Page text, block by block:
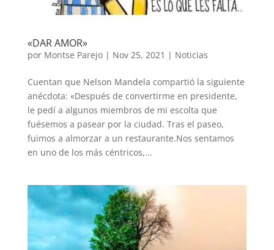
«DAR AMOR»
por Montse Parejo| Nov 25, 2021 | Noticias
Cuentan que Nelson Mandela compartió la siguiente
anécdota: «Después de convertirme en presidente,
le pedí a algunos miembros de mi escolta que
fuésemos a pasear por la ciudad. Tras el paseo,
fuimos a almorzar a un restaurante.Nos sentamos
en uno de los más céntricos,...